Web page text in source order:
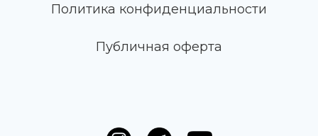
Политика конфиденциальности
Публичная оферта